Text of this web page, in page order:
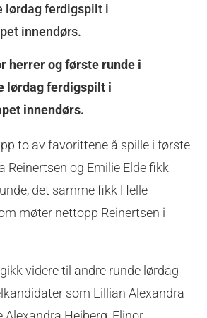
lørdag ferdigspilt i
innendørs.
herrer og første runde i
lørdag ferdigspilt i
innendørs.
to av favorittene å spille i første
Reinertsen og Emilie Elde fikk
det samme fikk Helle
møter nettopp Reinertsen i
videre til andre runde lørdag
som Lillian Alexandra